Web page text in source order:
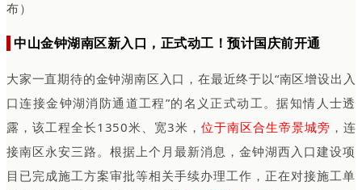
布）
中山金钟湖南区新入口，正式动工！预计国庆前开通
大家一直期待的金钟湖南区入口，在最近终于以“南区增设出入
口连接金钟湖消防通道工程”的名义正式动工。据知情人士透
露，该工程全长1350米、宽3米， 位于南区合生帝景城旁 ，连
接南区永安三路。根据上个月最新消息，金钟湖西入口建设项
目已完成施工方案审批等相关手续办理工作，正在对接施工单